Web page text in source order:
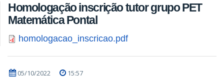
Homologação inscrição tutor grupo PET
Matemática Pontal
homologacao_inscricao.pdf
05/10/2022 15:57